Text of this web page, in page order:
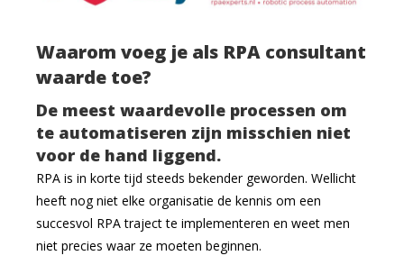
Waarom voeg je als RPA consultant
waarde toe?
De meest waardevolle processen om
te automatiseren zijn misschien niet
voor de hand liggend.
RPA is in korte tijd steeds bekender geworden. Wellicht
heeft nog niet elke organisatie de kennis om een
succesvol RPA traject te implementeren en weet men
niet precies waar ze moeten beginnen.